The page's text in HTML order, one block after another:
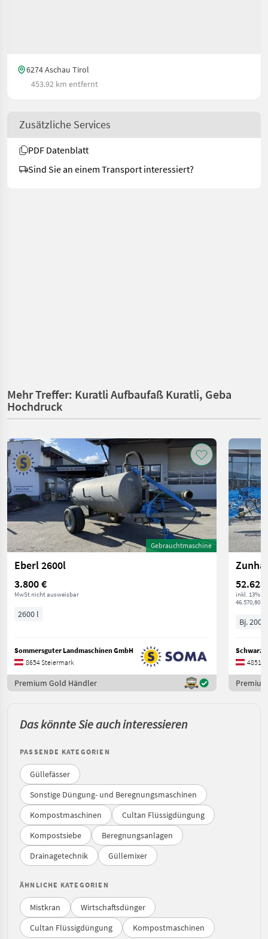
6274 Aschau Tirol
453.92 km entfernt
Zusätzliche Services
PDF Datenblatt
Sind Sie an einem Transport interessiert?
Mehr Treffer: Kuratli Aufbaufaß Kuratli, Geba
Hochdruck
Gebrauchtmaschine
Eberl 2600l
3.800 €
MwSt nicht ausweisbar
2600 l
Sommersguter Landmaschinen GmbH
8654 Steiermark
Premium Gold Händler
52.625
inkl. 13%
46.570,80 €
Bj. 2008
4851
Das könnte Sie auch interessieren
PASSENDE KATEGORIEN
Güllefässer
Sonstige Düngung- und Beregnungsmaschinen
Kompostmaschinen
Cultan Flüssigdüngung
Kompostsiebe
Beregnungsanlagen
Drainagetechnik
Güllemixer
ÄHNLICHE KATEGORIEN
Mistkran
Wirtschaftsdünger
Cultan Flüssigdüngung
Kompostmaschinen